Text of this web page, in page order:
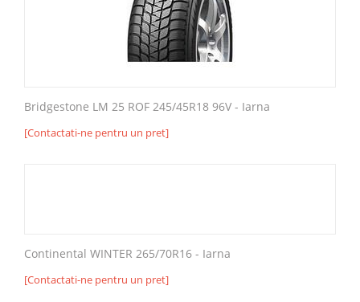
Bridgestone LM 25 ROF 245/45R18 96V - Iarna
[Contactati-ne pentru un pret]
Continental WINTER 265/70R16 - Iarna
[Contactati-ne pentru un pret]